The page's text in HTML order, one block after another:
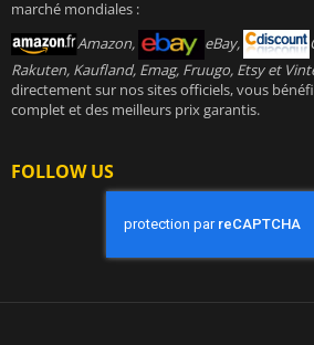
marché mondiales :
Amazon,
eBay,
Rakuten, Kaufland, Emag, Fruugo, Etsy et
directement sur nos sites officiels, vous
complet et des meilleurs prix garantis.
FOLLOW US